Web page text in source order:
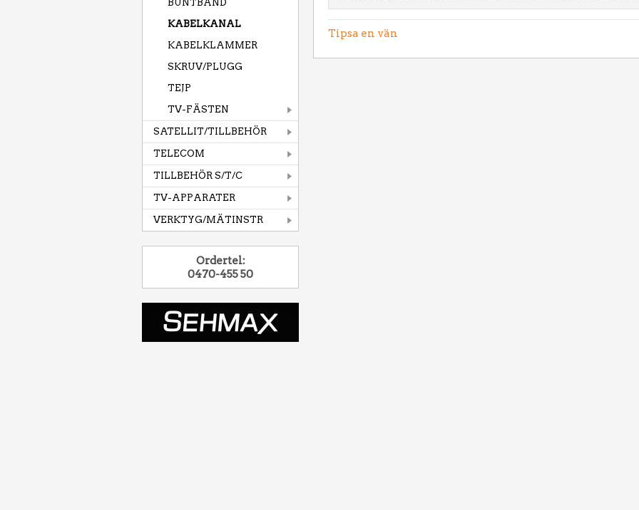
BUNTBAND
KABELKANAL
KABELKLAMMER
SKRUV/PLUGG
TEJP
TV-FÄSTEN
SATELLIT/TILLBEHÖR
TELECOM
TILLBEHÖR S/T/C
TV-APPARATER
VERKTYG/MÄTINSTR
Ordertel:
0470-455 50
Tipsa en vän